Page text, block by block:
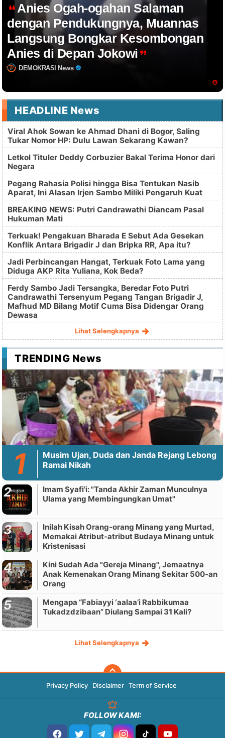
Anies Ogah-ogahan Salaman
dengan Pendukungnya, Muannas
Langsung Bongkar Kesombongan
Anies di Depan Jokowi
DEMOKRASI News
HEADLINE News
Viral Ahok Sowan ke Ahmad Dhani di Bogor, Saling
Tukar Nomor HP: Dulu Lawan Sekarang Kawan?
Letkol Tituler Deddy Corbuzier Bakal Terima Honor dari
Negara
Pegang Rahasia Polisi hingga Bisa Tentukan Nasib
Aparat, Ini Alasan Irjen Sambo Miliki Pengaruh Kuat
BREAKING NEWS: Putri Candrawathi Diancam Pasal
Hukuman Mati
Terkuak! Pengakuan Bharada E Sebut Ada Gesekan
Konflik Antara Brigadir J dan Bripka RR, Apa itu?
Jadi Perbincangan Hangat, Terkuak Foto Lama yang
Diduga AKP Rita Yuliana, Kok Beda?
Ferdy Sambo Jadi Tersangka, Beredar Foto Putri
Candrawathi Tersenyum Pegang Tangan Brigadir J,
Mafhud MD Bilang Motif Cuma Bisa Didengar Orang
Dewasa
Lihat Selengkapnya
TRENDING News
Musim Ujan, Duda dan Janda Rejang Lebong
Ramai Nikah
Imam Syafi'i: "Tanda Akhir Zaman Munculnya
Ulama yang Membingungkan Umat"
Inilah Kisah Orang-orang Minang yang Murtad,
Memakai Atribut-atribut Budaya Minang untuk
Kristenisasi
Kini Sudah Ada "Gereja Minang", Jemaatnya
Anak Kemenakan Orang Minang Sekitar 500-an
Orang
Mengapa “Fabiayyi ‘aalaa’i Rabbikumaa
Tukadzdzibaan” Diulang Sampai 31 Kali?
Lihat Selengkapnya
Privacy Policy Disclaimer Term of Service
FOLLOW KAMI: